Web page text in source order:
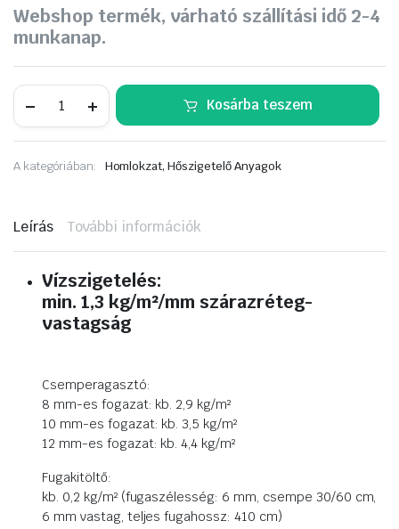
Webshop termék, várható szállítási idő 2-4
munkanap.
Multifunkcionális
cementkötésű
25
Kosárba teszem
A kategóriában: Homlokzat, Hőszigetelő Anyagok
Leírás További információk
Vízszigetelés:
min. 1,3 kg/m²/mm szárazréteg-
vastagság
Csemperagasztó:
8 mm-es fogazat: kb. 2,9 kg/m²
10 mm-es fogazat: kb. 3,5 kg/m²
12 mm-es fogazat: kb. 4,4 kg/m²
Fugakitöltő:
kb. 0,2 kg/m² (fugaszélesség: 6 mm, csempe 30/60 cm,
6 mm vastag, teljes fugahossz: 410 cm)